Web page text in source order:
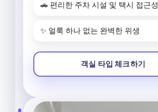
🚗 편리한 주차 시설 및 택시 접근성
✨ 얼룩 하나 없는 완벽한 위생
객실 타입 체크하기